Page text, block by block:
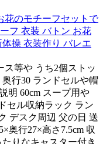
花のモチーフセットで
フ 衣装 バトン お花
操 衣装作り バレエ
等や うち2個ストッ
行30 ランドセルや帽
明 60cm スープ用や
セル収納ラック ラン
デスク周辺 父の日 送
奥行27×高さ7.5cm 収
りなキャスター付き